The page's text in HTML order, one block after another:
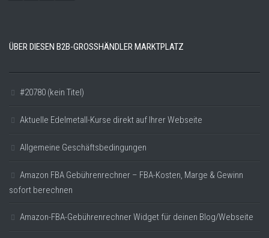
ÜBER DIESEN B2B-GROSSHÄNDLER MARKTPLATZ
#20780 (kein Titel)
Aktuelle Edelmetall-Kurse direkt auf Ihrer Webseite
Allgemeine Geschäftsbedingungen
Amazon FBA Gebührenrechner – FBA-Kosten, Marge & Gewinn
sofort berechnen
Amazon-FBA-Gebührenrechner Widget für deinen Blog/Webseite